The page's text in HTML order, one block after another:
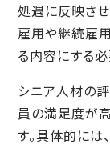
処遇に反映さ
雇用や継続雇
る内容にする必
シニア人材の
員の満足度が
す。具体的に